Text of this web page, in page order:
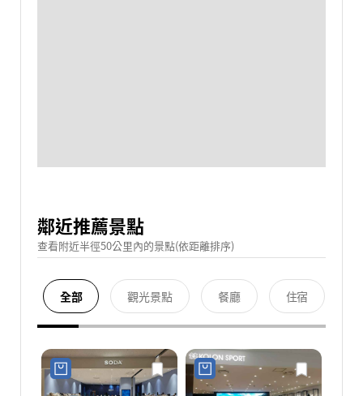
鄰近推薦景點
查看附近半徑50公里內的景點(依距離排序)
全部 觀光景點 餐廳 住宿